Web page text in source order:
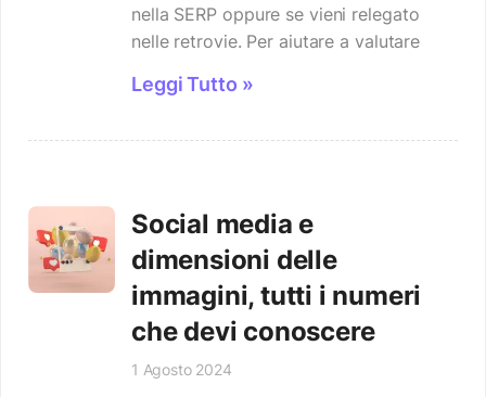
nella SERP oppure se vieni relegato
nelle retrovie. Per aiutare a valutare
Leggi Tutto »
Social media e
dimensioni delle
immagini, tutti i numeri
che devi conoscere
1 Agosto 2024